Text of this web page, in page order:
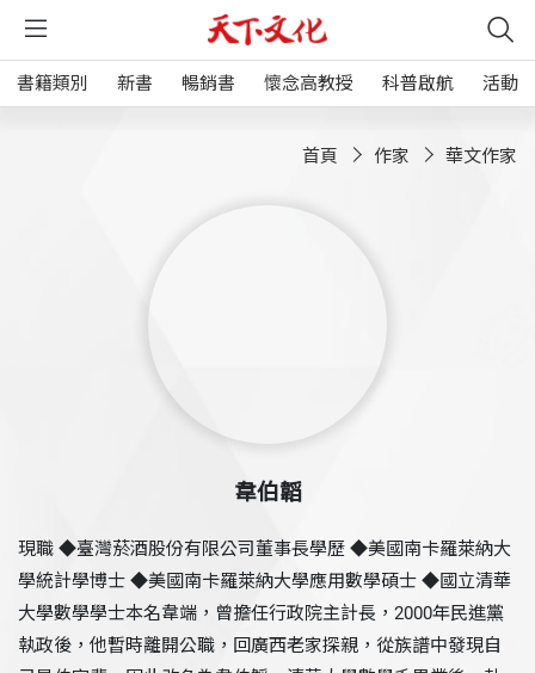
書籍類別 新書 暢銷書 懷念高教授 科普啟航 活動
首頁 作家 華文作家
韋伯韜
現職 ◆臺灣菸酒股份有限公司董事長學歷 ◆美國南卡羅萊納大
學統計學博士 ◆美國南卡羅萊納大學應用數學碩士 ◆國立清華
大學數學學士本名韋端，曾擔任行政院主計長，2000年民進黨
執政後，他暫時離開公職，回廣西老家探親，從族譜中發現自